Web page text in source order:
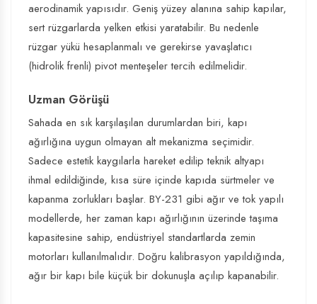
aerodinamik yapısıdır. Geniş yüzey alanına sahip kapılar,
sert rüzgarlarda yelken etkisi yaratabilir. Bu nedenle
rüzgar yükü hesaplanmalı ve gerekirse yavaşlatıcı
(hidrolik frenli) pivot menteşeler tercih edilmelidir.
Uzman Görüşü
Sahada en sık karşılaşılan durumlardan biri, kapı
ağırlığına uygun olmayan alt mekanizma seçimidir.
Sadece estetik kaygılarla hareket edilip teknik altyapı
ihmal edildiğinde, kısa süre içinde kapıda sürtmeler ve
kapanma zorlukları başlar. BY-231 gibi ağır ve tok yapılı
modellerde, her zaman kapı ağırlığının üzerinde taşıma
kapasitesine sahip, endüstriyel standartlarda zemin
motorları kullanılmalıdır. Doğru kalibrasyon yapıldığında,
ağır bir kapı bile küçük bir dokunuşla açılıp kapanabilir.